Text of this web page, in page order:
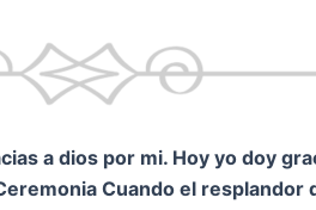
a dios por mi. Hoy yo doy
Cuando el resplandor